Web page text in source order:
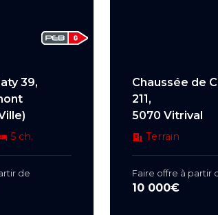
39,
5 ch.
de
Chaussée de
211,
5070 Vitrival
Terrain
Faire offre à partir
10 000€